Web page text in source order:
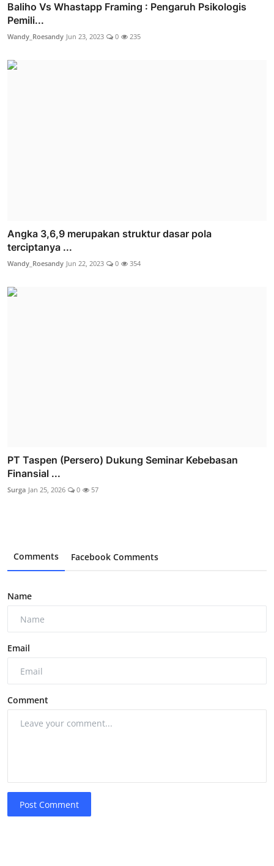
Baliho Vs Whastapp Framing : Pengaruh Psikologis
Pemili...
Wandy_Roesandy Jun 23, 2023 0 235
Angka 3,6,9 merupakan struktur dasar pola
terciptanya ...
Wandy_Roesandy Jun 22, 2023 0 354
PT Taspen (Persero) Dukung Seminar Kebebasan
Finansial ...
Surga Jan 25, 2026 0 57
Comments Facebook Comments
Name
Email
Comment
Post Comment